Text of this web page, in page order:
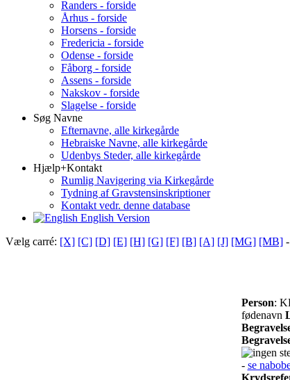
Randers - forside
Århus - forside
Horsens - forside
Fredericia - forside
Odense - forside
Fåborg - forside
Assens - forside
Nakskov - forside
Slagelse - forside
Søg Navne
Efternavne, alle kirkegårde
Hebraiske Navne, alle kirkegårde
Udenbys Steder, alle kirkegårde
Hjælp+Kontakt
Rumlig Navigering via Kirkegårde
Tydning af Gravstensinskriptioner
Kontakt vedr. denne database
English Version
Vælg carré: [X] [C] [D] [E] [H] [G] [F] [B] [A] [J] [MG] [MB]
Person:
fødenavn
- se